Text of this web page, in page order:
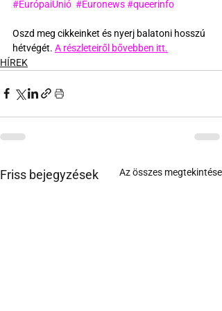
#EurópaiUnió #Euronews#queerinfo
Oszd meg cikkeinket és nyerj balatoni hosszú
hétvégét. A részleteiről bővebben itt.
HÍREK
Friss bejegyzések Az összes megtekintése